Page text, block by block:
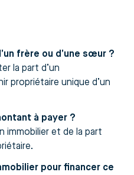
frère ou d’une sœur ?
la part d’un
propriétaire unique d’un
à payer ?
immobilier et de la part
pour financer ce